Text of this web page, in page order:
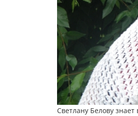
Светлану Белову